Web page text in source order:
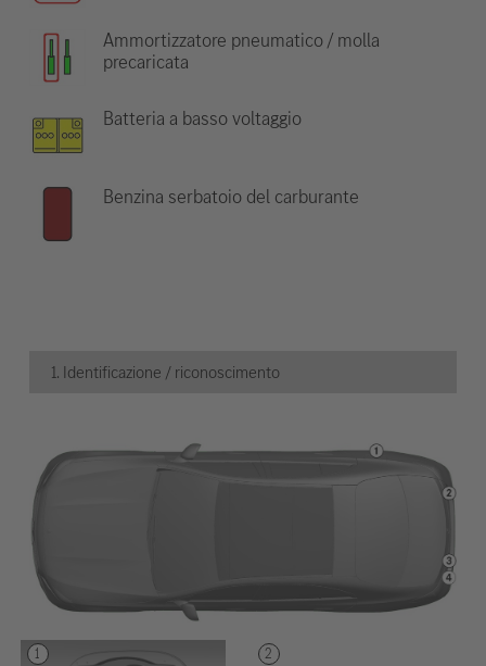
Ammortizzatore pneumatico / molla
precaricata
Batteria a basso voltaggio
Benzina serbatoio del carburante
1. Identificazione / riconoscimento